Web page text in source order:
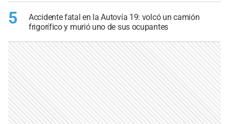
5
Accidente fatal en la Autovía 19: volcó un camión
frigorífico y murió uno de sus ocupantes